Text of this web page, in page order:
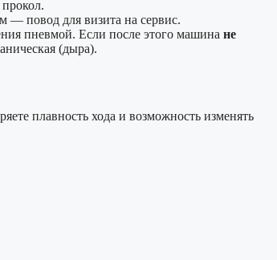
— повод для визита на сервис.
пневмой. Если после этого машина не
(дыра).
плавность хода и возможность изменять